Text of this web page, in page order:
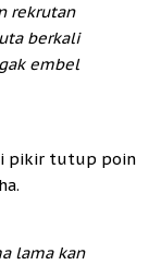
rekrutan
berkali
embel
pikir tutup poin
lama kan